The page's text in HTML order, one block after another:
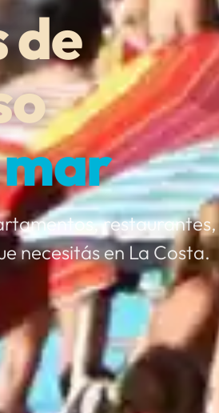
de
restaurantes,
necesitás en La Costa.